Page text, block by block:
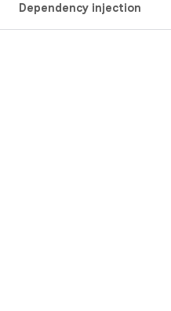
Dependency injection